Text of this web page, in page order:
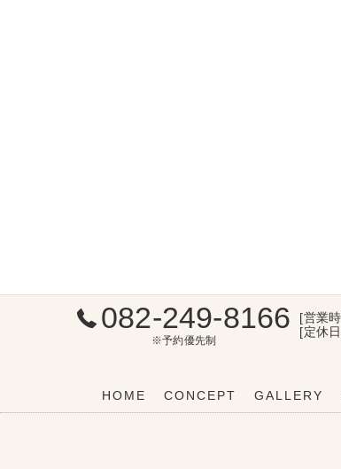
082-249-8166
※予約優先制
[営業
[定休
HOME CONCEPT GALLERY